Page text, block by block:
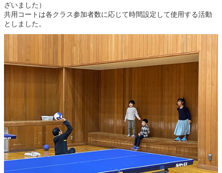
ざいました）
共用コートは各クラス参加者数に応じて時間設定して使用する活動
としました。